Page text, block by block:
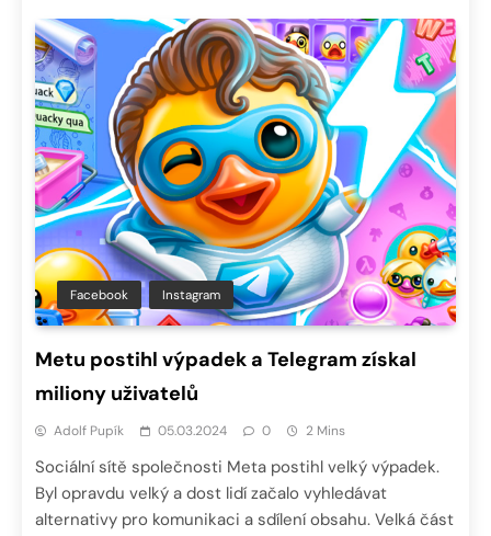
Facebook Instagram
Metu postihl výpadek a Telegram získal
miliony uživatelů
Adolf Pupík 05.03.2024 0 2 Mins
Sociální sítě společnosti Meta postihl velký výpadek.
Byl opravdu velký a dost lidí začalo vyhledávat
alternativy pro komunikaci a sdílení obsahu. Velká část